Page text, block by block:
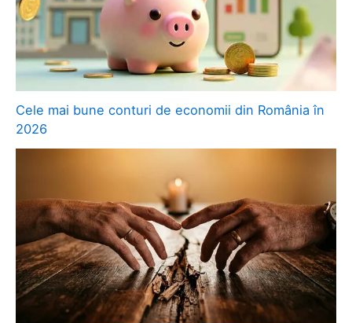
Cele mai bune conturi de economii din România în
2026